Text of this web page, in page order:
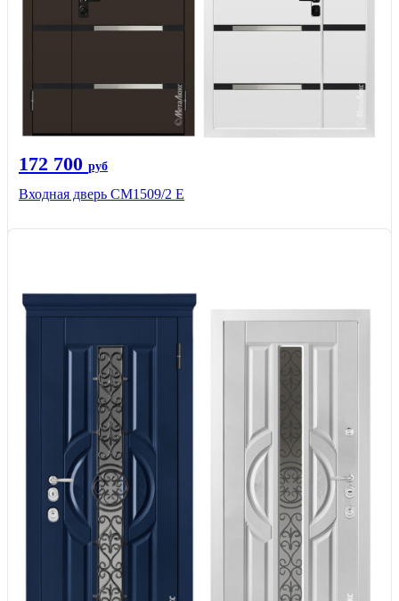
172 700 руб
Входная дверь CМ1509/2 Е